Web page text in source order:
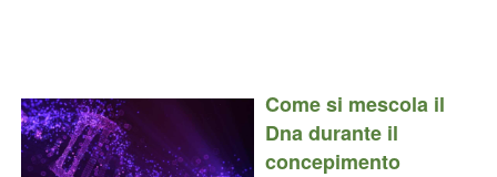
Come si mescola il
Dna durante il
concepimento